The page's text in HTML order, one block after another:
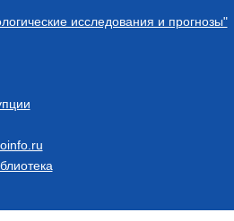
исследования и прогнозы"